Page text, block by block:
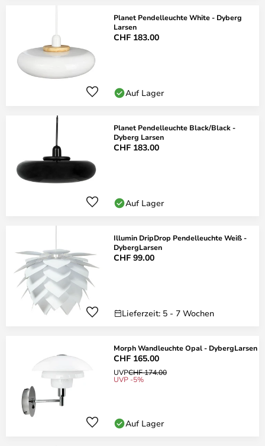
Planet Pendelleuchte White - Dyberg
Larsen
CHF 183.00
Auf Lager
Planet Pendelleuchte Black/Black -
Dyberg Larsen
CHF 183.00
Auf Lager
Illumin DripDrop Pendelleuchte Weiß -
DybergLarsen
CHF 99.00
Lieferzeit: 5 - 7 Wochen
Morph Wandleuchte Opal - DybergLarsen
CHF 165.00
UVPCHF 174.00
UVP -5%
Auf Lager